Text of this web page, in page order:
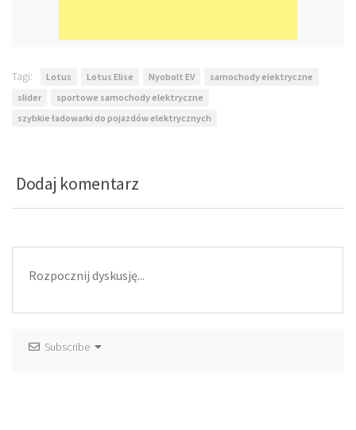
Tagi: Lotus Lotus Elise Nyobolt EV
samochody elektryczne
slider
sportowe samochody elektryczne
szybkie ładowarki do pojazdów elektrycznych
Dodaj komentarz
Subscribe